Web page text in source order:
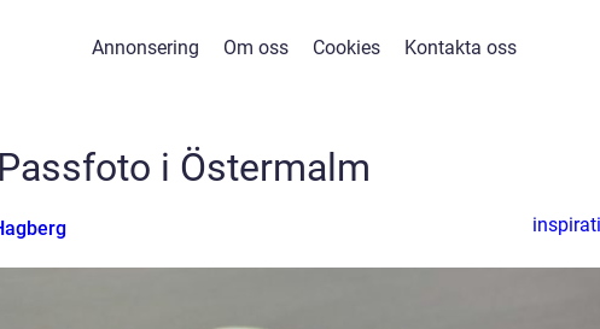
Annonsering Om oss Cookies Kontakta oss
Passfoto i Östermalm